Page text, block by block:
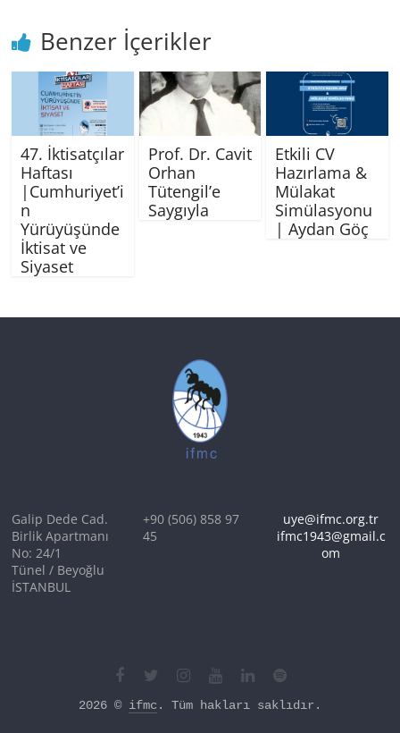
Benzer İçerikler
47. İktisatçılar
Haftası
|Cumhuriyet’i
n
Yürüyüşünde
İktisat ve
Siyaset
Prof. Dr. Cavit
Orhan
Tütengil’e
Saygıyla
Etkili CV
Hazırlama &
Mülakat
Simülasyonu
| Aydan Göç
Galip Dede Cad.
Birlik Apartmanı
No: 24/1
Tünel / Beyoğlu
İSTANBUL
+90 (506) 858 97
45
uye@ifmc.org.tr
ifmc1943@gmail.c
om
2026 © ifmc. Tüm hakları saklıdır.